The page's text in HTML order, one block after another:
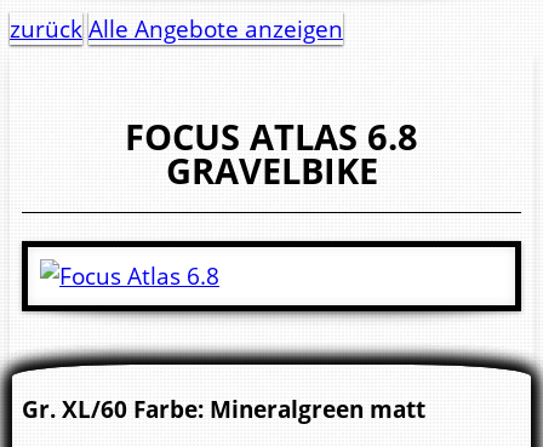
zurückAlle Angebote anzeigen
FOCUS ATLAS 6.8
GRAVELBIKE
Gr. XL/60 Farbe: Mineralgreen matt